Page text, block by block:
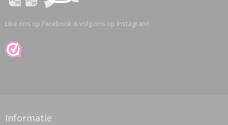
Like ons op Facebook & volg ons op Instagram!
Informatie